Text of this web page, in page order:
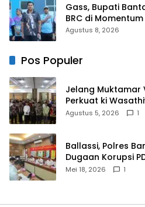
Gass, Bupati
BRC di Momentum
Agustus 8, 2026
Pos Populer
Jelang Muktamar
Perkuat ki
Agustus 5, 2026 1
Ballassi, Polres
Dugaan Korupsi
Mei 18, 2026 1